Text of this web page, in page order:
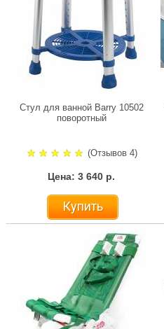
Стул для ванной Barry 10502
поворотный
(Отзывов 4)
Цена: 3 640 р.
Купить